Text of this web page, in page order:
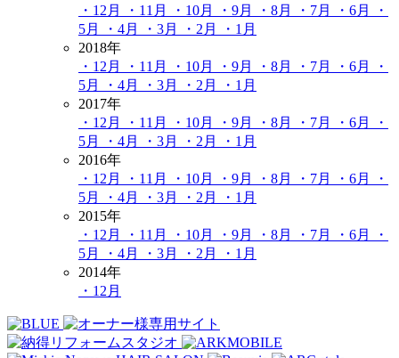
・12月
・11月 ・10月 ・9月 ・8月 ・7月 ・6月
・
5月
・4月 ・3月 ・2月
・1月
2018年
・12月
・11月 ・10月 ・9月 ・8月 ・7月 ・6月
・
5月
・4月 ・3月 ・2月
・1月
2017年
・12月
・11月 ・10月 ・9月 ・8月 ・7月 ・6月
・
5月
・4月 ・3月 ・2月
・1月
2016年
・12月
・11月 ・10月 ・9月 ・8月 ・7月 ・6月
・
5月
・4月 ・3月 ・2月
・1月
2015年
・12月
・11月 ・10月 ・9月 ・8月 ・7月 ・6月
・
5月
・4月 ・3月 ・2月
・1月
2014年
・12月